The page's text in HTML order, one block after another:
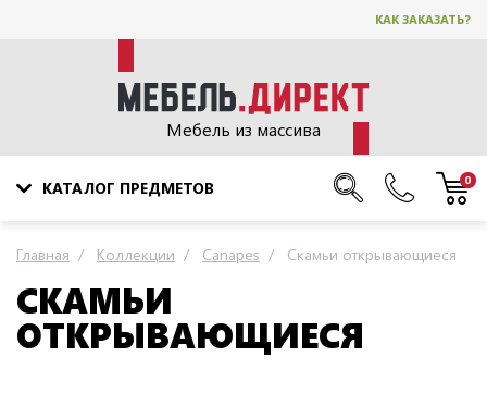
КАК ЗАКАЗАТЬ?
Мебель из массива
КАТАЛОГ ПРЕДМЕТОВ 0
Главная Коллекции Canapes Скамьи открывающиеся
СКАМЬИ
ОТКРЫВАЮЩИЕСЯ